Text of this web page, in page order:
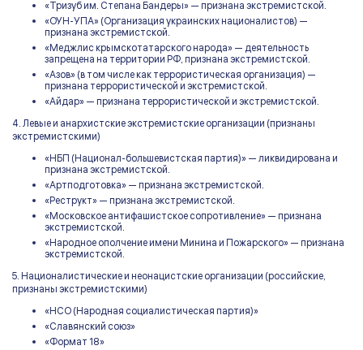
«Тризуб им. Степана Бандеры» — признана экстремистской.
«ОУН-УПА» (Организация украинских националистов) —
признана экстремистской.
«Меджлис крымскотатарского народа» — деятельность
запрещена на территории РФ, признана экстремистской.
«Азов» (в том числе как террористическая организация) —
признана террористической и экстремистской.
«Айдар» — признана террористической и экстремистской.
4. Левые и анархистские экстремистские организации (признаны
экстремистскими)
«НБП (Национал-большевистская партия)» — ликвидирована и
признана экстремистской.
«Артподготовка» — признана экстремистской.
«Реструкт» — признана экстремистской.
«Московское антифашистское сопротивление» — признана
экстремистской.
«Народное ополчение имени Минина и Пожарского» — признана
экстремистской.
5. Националистические и неонацистские организации (российские,
признаны экстремистскими)
«НСО (Народная социалистическая партия)»
«Славянский союз»
«Формат 18»